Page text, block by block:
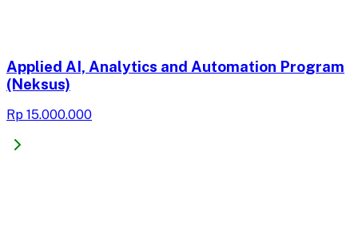
Applied AI, Analytics and Automation Program
(Neksus)
Rp 15.000.000